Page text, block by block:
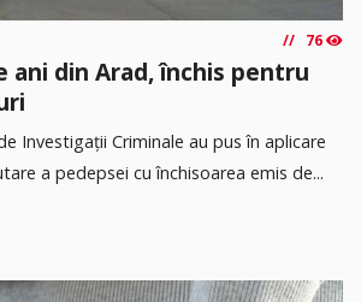
76
ani din Arad, închis pentru
Investigații Criminale au pus în aplicare
a pedepsei cu închisoarea emis de...